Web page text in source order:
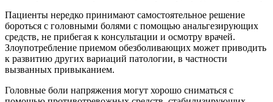
Пациенты нередко принимают самостоятельное решение
бороться с головными болями с помощью анальгезирующих
средств, не прибегая к консультации и осмотру врачей.
Злоупотребление приемом обезболивающих может приводить
к развитию других вариаций патологии, в частности
вызванных привыканием.
Головные боли напряжения могут хорошо сниматься с